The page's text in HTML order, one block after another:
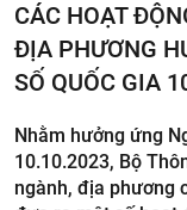
CÁC HOẠT
ĐỊA PHƯƠNG
SỐ QUỐC GIA
Nhằm hưởng ứng
10.10.2023, Bộ
ngành, địa phương